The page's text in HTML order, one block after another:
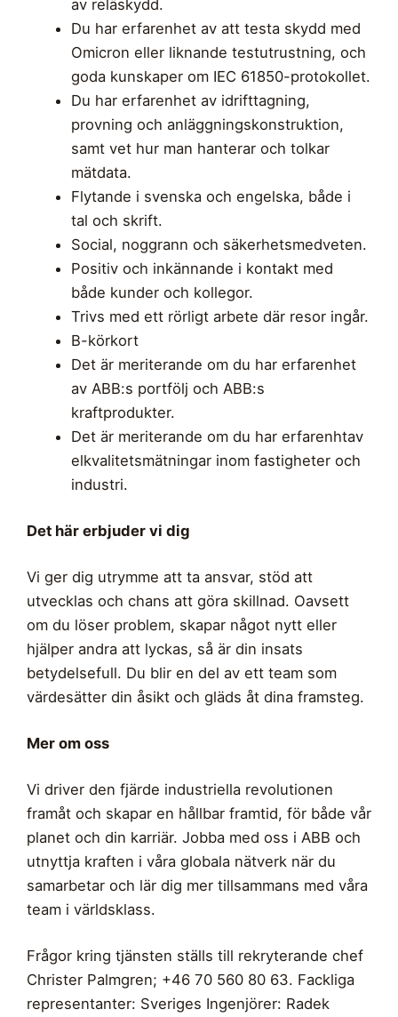
av reläskydd.
Du har erfarenhet av att testa skydd med
Omicron eller liknande testutrustning, och
goda kunskaper om IEC 61850-protokollet.
Du har erfarenhet av idrifttagning,
provning och anläggningskonstruktion,
samt vet hur man hanterar och tolkar
mätdata.
Flytande i svenska och engelska, både i
tal och skrift.
Social, noggrann och säkerhetsmedveten.
Positiv och inkännande i kontakt med
både kunder och kollegor.
Trivs med ett rörligt arbete där resor ingår.
B-körkort
Det är meriterande om du har erfarenhet
av ABB:s portfölj och ABB:s
kraftprodukter.
Det är meriterande om du har erfarenhtav
elkvalitetsmätningar inom fastigheter och
industri.
Det här erbjuder vi dig
Vi ger dig utrymme att ta ansvar, stöd att
utvecklas och chans att göra skillnad. Oavsett
om du löser problem, skapar något nytt eller
hjälper andra att lyckas, så är din insats
betydelsefull. Du blir en del av ett team som
värdesätter din åsikt och gläds åt dina framsteg.
Mer om oss
Vi driver den fjärde industriella revolutionen
framåt och skapar en hållbar framtid, för både vår
planet och din karriär. Jobba med oss i ABB och
utnyttja kraften i våra globala nätverk när du
samarbetar och lär dig mer tillsammans med våra
team i världsklass.
Frågor kring tjänsten ställs till rekryterande chef
Christer Palmgren; +46 70 560 80 63. Fackliga
representanter: Sveriges Ingenjörer: Radek